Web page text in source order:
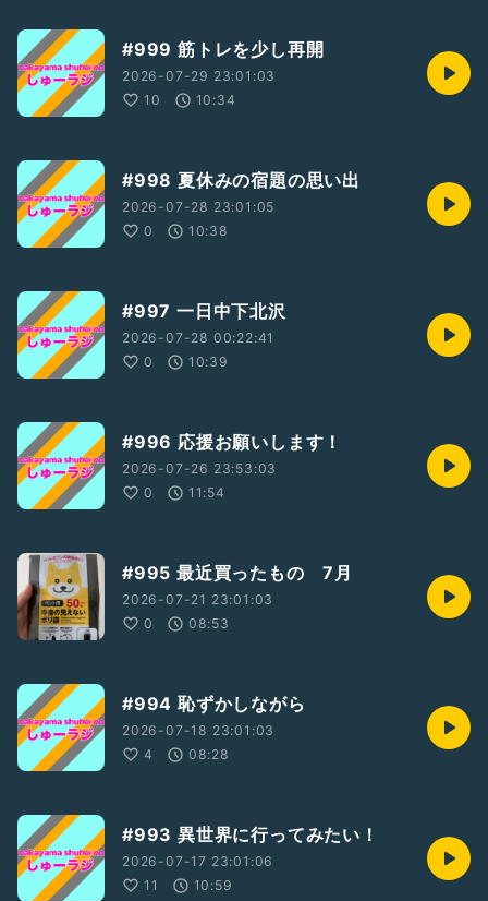
#999 筋トレを少し再開
2026-07-29 23:01:03
10
10:34
#998 夏休みの宿題の思い出
2026-07-28 23:01:05
0
10:38
#997 一日中下北沢
2026-07-28 00:22:41
0
10:39
#996 応援お願いします！
2026-07-26 23:53:03
0
11:54
#995 最近買ったもの 7月
2026-07-21 23:01:03
0
08:53
#994 恥ずかしながら
2026-07-18 23:01:03
4
08:28
#993 異世界に行ってみたい！
2026-07-17 23:01:06
11
10:59